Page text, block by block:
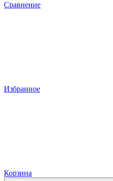
Сравнение
Избранное
Корзина